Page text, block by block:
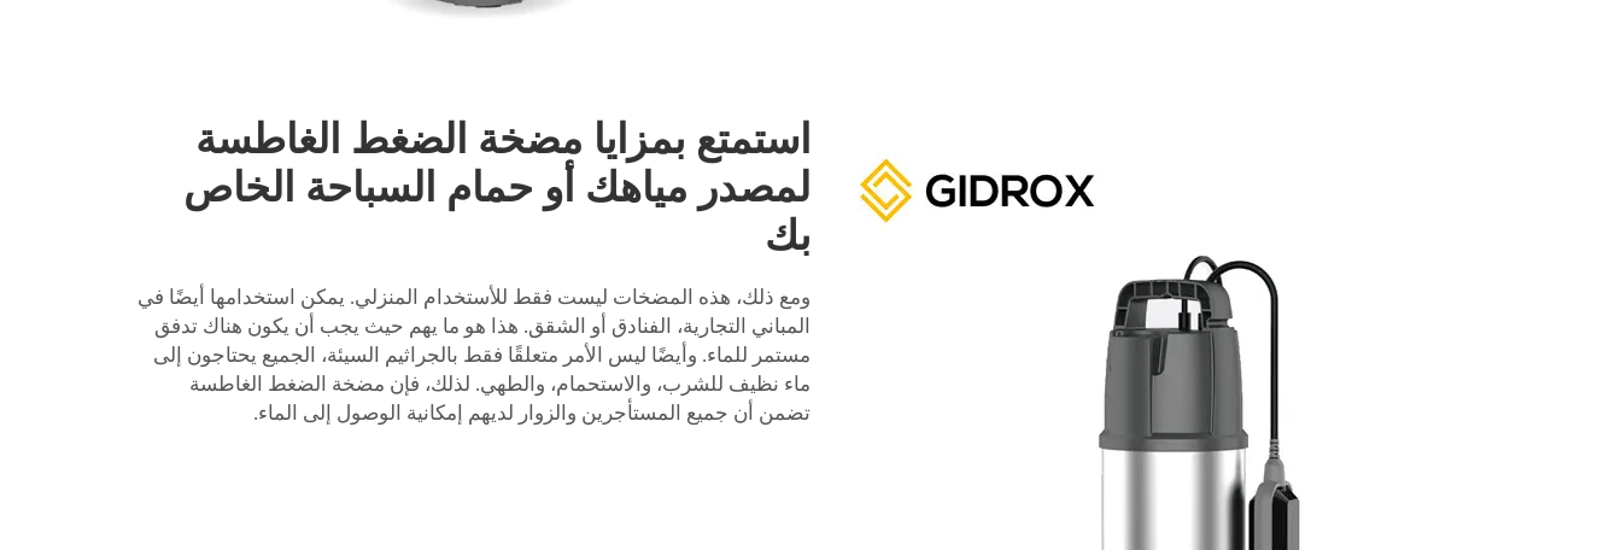
استمتع بمزايا مضخة الضغط الغاطسة
لمصدر مياهك أو حمام السباحة الخاص
بك
ومع ذلك، هذه المضخات ليست فقط للأستخدام المنزلي. يمكن استخدامها أيضًا في
المباني التجارية، الفنادق أو الشقق. هذا هو ما يهم حيث يجب أن يكون هناك تدفق
مستمر للماء. وأيضًا ليس الأمر متعلقًا فقط بالجراثيم السيئة، الجميع يحتاجون إلى
ماء نظيف للشرب، والاستحمام، والطهي. لذلك، فإن مضخة الضغط الغاطسة
تضمن أن جميع المستأجرين والزوار لديهم إمكانية الوصول إلى الماء.